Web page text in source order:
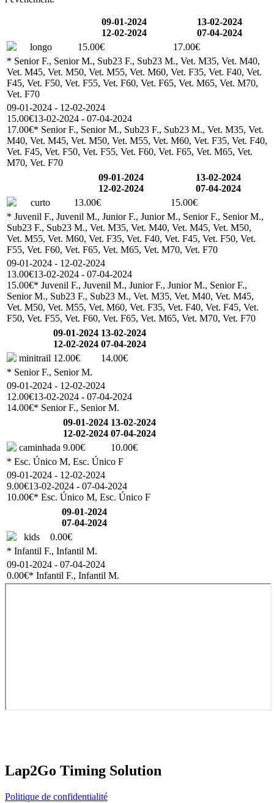
09-01-2024
12-02-2024
13-02-2024
07-04-2024
longo
15.00€
17.00€
* Senior F., Senior M., Sub23 F., Sub23 M., Vet. M35, Vet. M40,
Vet. M45, Vet. M50, Vet. M55, Vet. M60, Vet. F35, Vet. F40, Vet.
F45, Vet. F50, Vet. F55, Vet. F60, Vet. F65, Vet. M65, Vet. M70,
Vet. F70
09-01-2024 - 12-02-2024
15.00€13-02-2024 - 07-04-2024
17.00€* Senior F., Senior M., Sub23 F., Sub23 M., Vet. M35, Vet.
M40, Vet. M45, Vet. M50, Vet. M55, Vet. M60, Vet. F35, Vet. F40,
Vet. F45, Vet. F50, Vet. F55, Vet. F60, Vet. F65, Vet. M65, Vet.
M70, Vet. F70
09-01-2024
12-02-2024
13-02-2024
07-04-2024
curto
13.00€
15.00€
* Juvenil F., Juvenil M., Junior F., Junior M., Senior F., Senior M.,
Sub23 F., Sub23 M., Vet. M35, Vet. M40, Vet. M45, Vet. M50,
Vet. M55, Vet. M60, Vet. F35, Vet. F40, Vet. F45, Vet. F50, Vet.
F55, Vet. F60, Vet. F65, Vet. M65, Vet. M70, Vet. F70
09-01-2024 - 12-02-2024
13.00€13-02-2024 - 07-04-2024
15.00€* Juvenil F., Juvenil M., Junior F., Junior M., Senior F.,
Senior M., Sub23 F., Sub23 M., Vet. M35, Vet. M40, Vet. M45,
Vet. M50, Vet. M55, Vet. M60, Vet. F35, Vet. F40, Vet. F45, Vet.
F50, Vet. F55, Vet. F60, Vet. F65, Vet. M65, Vet. M70, Vet. F70
09-01-2024
12-02-2024
13-02-2024
07-04-2024
minitrail 12.00€
14.00€
* Senior F., Senior M.
09-01-2024 - 12-02-2024
12.00€13-02-2024 - 07-04-2024
14.00€* Senior F., Senior M.
09-01-2024
12-02-2024
13-02-2024
07-04-2024
caminhada 9.00€
10.00€
* Esc. Único M, Esc. Único F
09-01-2024 - 12-02-2024
9.00€13-02-2024 - 07-04-2024
10.00€* Esc. Único M, Esc. Único F
09-01-2024
07-04-2024
kids
0.00€
* Infantil F., Infantil M.
09-01-2024 - 07-04-2024
0.00€* Infantil F., Infantil M.
Lap2Go Timing Solution
Politique de confidentialité